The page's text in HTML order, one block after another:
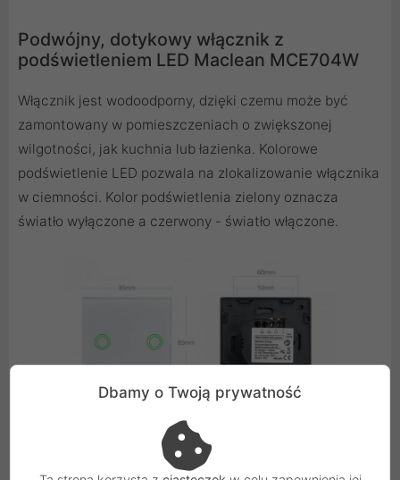
Podwójny, dotykowy włącznik z
podświetleniem LED Maclean MCE704W
Włącznik jest wodoodporny, dzięki czemu może być
zamontowany w pomieszczeniach o zwiększonej
wilgotności, jak kuchnia lub łazienka. Kolorowe
podświetlenie LED pozwala na zlokalizowanie włącznika
w ciemności. Kolor podświetlenia zielony oznacza
światło wyłączone a czerwony - światło włączone.
Dbamy o Twoją prywatność